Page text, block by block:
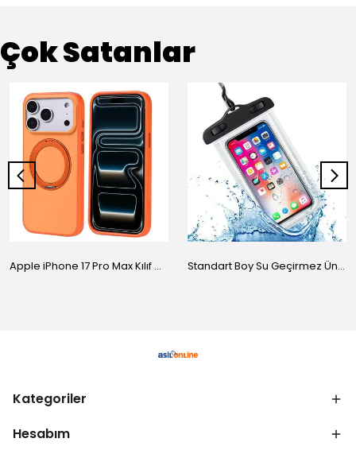
Çok Satanlar
Apple iPhone 17 Pro Max Kılıf M-Safe Şarj Özellikli Standlı Zore Proton Silikon Kapak Standart Boy Su Geçirmez Üniversal Kılıf
Kategoriler
Hesabım